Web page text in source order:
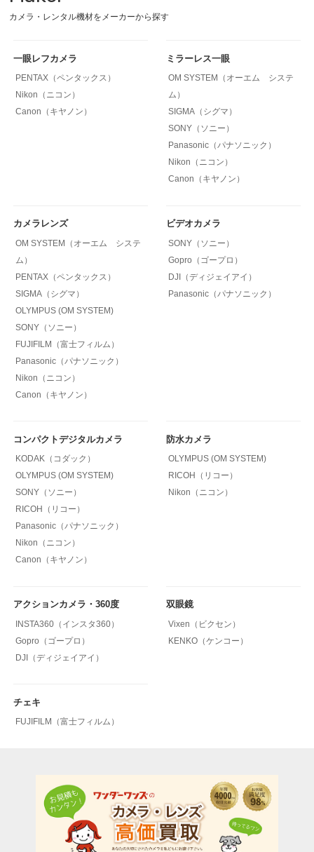
カメラ・レンタル機材をメーカーから探す
一眼レフカメラ
PENTAX（ペンタックス）
Nikon（ニコン）
Canon（キヤノン）
ミラーレス一眼
OM SYSTEM（オーエム システ
ム）
SIGMA（シグマ）
SONY（ソニー）
Panasonic（パナソニック）
Nikon（ニコン）
Canon（キヤノン）
カメラレンズ
OM SYSTEM（オーエム システ
ム）
PENTAX（ペンタックス）
SIGMA（シグマ）
OLYMPUS (OM SYSTEM)
SONY（ソニー）
FUJIFILM（富士フィルム）
Panasonic（パナソニック）
Nikon（ニコン）
Canon（キヤノン）
ビデオカメラ
SONY（ソニー）
Gopro（ゴープロ）
DJI（ディジェイアイ）
Panasonic（パナソニック）
コンパクトデジタルカメラ
KODAK（コダック）
OLYMPUS (OM SYSTEM)
SONY（ソニー）
RICOH（リコー）
Panasonic（パナソニック）
Nikon（ニコン）
Canon（キヤノン）
防水カメラ
OLYMPUS (OM SYSTEM)
RICOH（リコー）
Nikon（ニコン）
アクションカメラ・360度
INSTA360（インスタ360）
Gopro（ゴープロ）
DJI（ディジェイアイ）
双眼鏡
Vixen（ビクセン）
KENKO（ケンコー）
チェキ
FUJIFILM（富士フィルム）